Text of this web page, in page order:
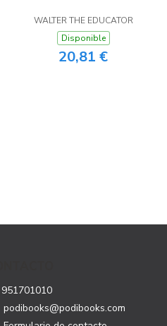
WALTER THE EDUCATOR
Disponible
20,81 €
951701010
podibooks@podibooks.com